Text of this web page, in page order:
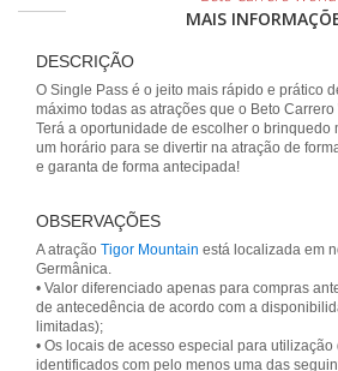
MAIS
DESCRIÇÃO
O Single Pass é o jeito mais rápido e prático
máximo todas as atrações que o Beto
Terá a oportunidade de escolher o brinquedo
um horário para se divertir na atração de
e garanta de forma antecipada!
OBSERVAÇÕES
A atração Tigor Mountain está localizada em
Germânica.
• Valor diferenciado apenas para compras
de antecedência de acordo com a
limitadas);
• Os locais de acesso especial para
identificados com pelo menos uma das